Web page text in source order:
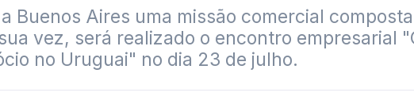
Buenos Aires uma missão comercial
vez, será realizado o encontro empresarial
no Uruguai" no dia 23 de julho.